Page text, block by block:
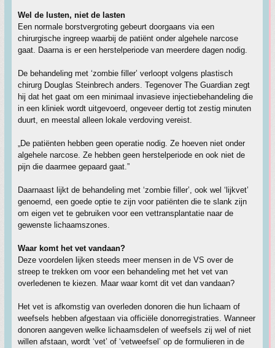
Wel de lusten, niet de lasten
Een normale borstvergroting gebeurt doorgaans via een
chirurgische ingreep waarbij de patiënt onder algehele narcose
gaat. Daarna is er een herstelperiode van meerdere dagen nodig.
De behandeling met ‘zombie filler’ verloopt volgens plastisch
chirurg Douglas Steinbrech anders. Tegenover The Guardian zegt
hij dat het gaat om een minimaal invasieve injectiebehandeling die
in een kliniek wordt uitgevoerd, ongeveer dertig tot zestig minuten
duurt, en meestal alleen lokale verdoving vereist.
„De patiënten hebben geen operatie nodig. Ze hoeven niet onder
algehele narcose. Ze hebben geen herstelperiode en ook niet de
pijn die daarmee gepaard gaat.”
Daarnaast lijkt de behandeling met ‘zombie filler’, ook wel ‘lijkvet’
genoemd, een goede optie te zijn voor patiënten die te slank zijn
om eigen vet te gebruiken voor een vettransplantatie naar de
gewenste lichaamszones.
Waar komt het vet vandaan?
Deze voordelen lijken steeds meer mensen in de VS over de
streep te trekken om voor een behandeling met het vet van
overledenen te kiezen. Maar waar komt dit vet dan vandaan?
Het vet is afkomstig van overleden donoren die hun lichaam of
weefsels hebben afgestaan via officiële donorregistraties. Wanneer
donoren aangeven welke lichaamsdelen of weefsels zij wel of niet
willen afstaan, wordt ‘vet’ of ‘vetweefsel’ op de formulieren in de